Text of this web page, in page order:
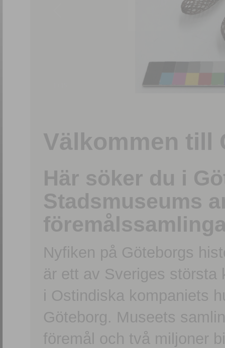
Välkommen till
Här söker du i
Stadsmuseums
Nyfiken på Göteborgs
är ett av Sveriges största
i Ostindiska kompaniets
Göteborg. Museets
föremål och två miljoner